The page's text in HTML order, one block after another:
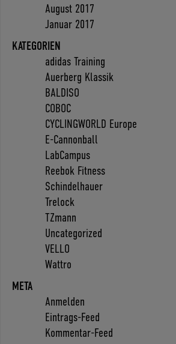
August 2017
Januar 2017
KATEGORIEN
adidas Training
Auerberg Klassik
BALDISO
COBOC
CYCLINGWORLD Europe
E-Cannonball
LabCampus
Reebok Fitness
Schindelhauer
Trelock
TZmann
Uncategorized
VELLO
Wattro
META
Anmelden
Eintrags-Feed
Kommentar-Feed